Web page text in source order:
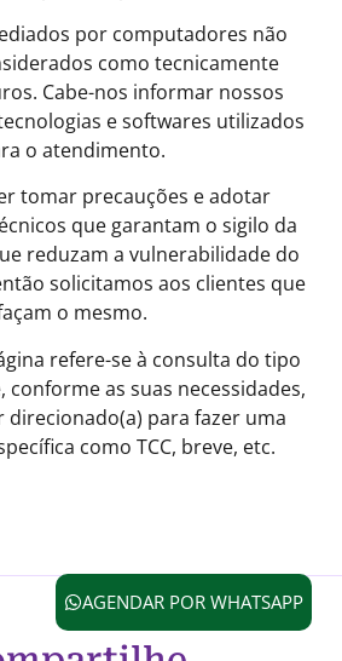
por computadores não
como tecnicamente
Cabe-nos informar nossos
e softwares utilizados
o atendimento.
tomar precauções e adotar
que garantam o sigilo da
reduzam a vulnerabilidade do
solicitamos aos clientes que
o mesmo.
refere-se à consulta do tipo
conforme as suas necessidades,
direcionado(a) para fazer uma
como TCC, breve, etc.
AGENDAR POR WHATSAPP